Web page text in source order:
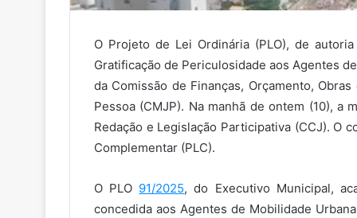
O Projeto de Lei Ordinária (PLO), de
Gratificação de Periculosidade aos Agentes
da Comissão de Finanças, Orçamento,
Pessoa (CMJP). Na manhã de ontem (10), a
Redação e Legislação Participativa (CCJ). O
Complementar (PLC).
O PLO 91/2025, do Executivo Municipal,
concedida aos Agentes de Mobilidade